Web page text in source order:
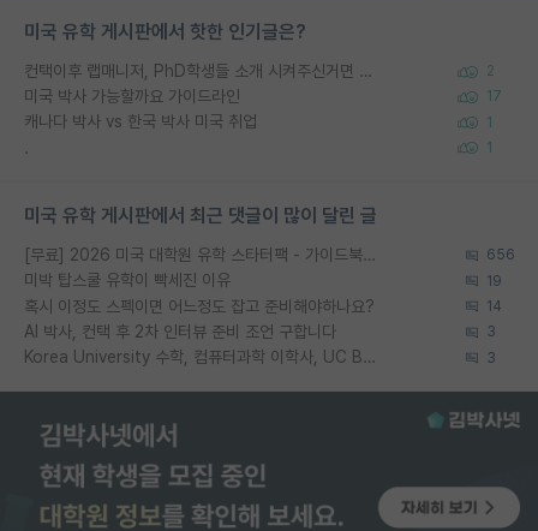
미국 유학 게시판에서 핫한 인기글은?
컨택이후 랩매니저, PhD학생들 소개 시켜주신거면 거의 컨펌에 가깝나요? 2
미국 박사 가능할까요 가이드라인 17
캐나다 박사 vs 한국 박사 미국 취업 1
. 1
미국 유학 게시판에서 최근 댓글이 많이 달린 글
[무료] 2026 미국 대학원 유학 스타터팩 - 가이드북 & 합격자 컨택메일 템플릿 656
미박 탑스쿨 유학이 빡세진 이유 19
혹시 이정도 스펙이면 어느정도 잡고 준비해야하나요? 14
AI 박사, 컨택 후 2차 인터뷰 준비 조언 구합니다 3
Korea University 수학, 컴퓨터과학 이학사, UC Berkeley 산업공학 대학원 공학박사가 되는 것은 쉽지 않겠죠? 3